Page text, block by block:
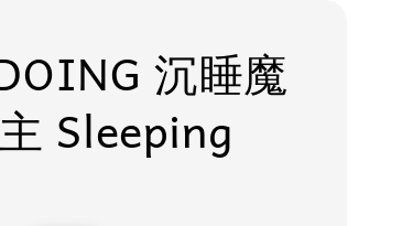
沉睡魔
Sleeping